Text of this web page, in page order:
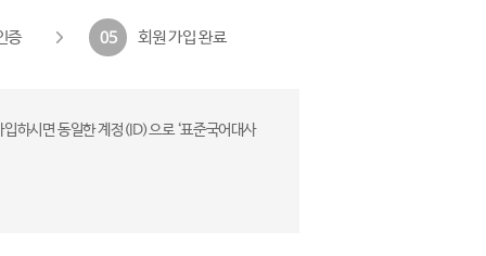
증 05 회원 가입 완료
하시면 동일한 계정(ID)으로 ‘표준국어대사